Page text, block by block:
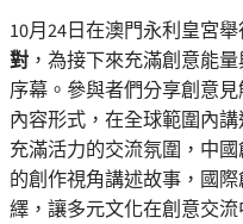
10月24日在澳門永利皇宮
對 ，為接下來充滿創意能
序幕。參與者們分享創意
內容形式，在全球範圍內
充滿活力的交流氛圍，中
的創作視角講述故事，國
繹，讓多元文化在創意交